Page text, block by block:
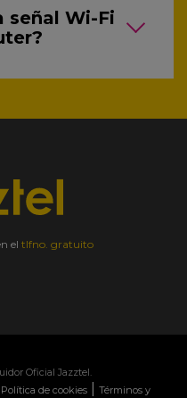
señal Wi-Fi
el tlfno. gratuito
Oficial Jazztel.
Política de cookies Términos y